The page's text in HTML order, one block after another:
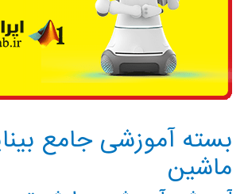
بسته آموزشی جامع
ماشین